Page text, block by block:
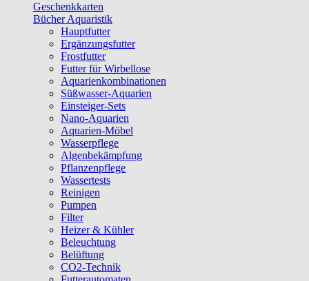
Geschenkkarten
Bücher Aquaristik
Hauptfutter
Ergänzungsfutter
Frostfutter
Futter für Wirbellose
Aquarienkombinationen
Süßwasser-Aquarien
Einsteiger-Sets
Nano-Aquarien
Aquarien-Möbel
Wasserpflege
Algenbekämpfung
Pflanzenpflege
Wassertests
Reinigen
Pumpen
Filter
Heizer & Kühler
Beleuchtung
Belüftung
CO2-Technik